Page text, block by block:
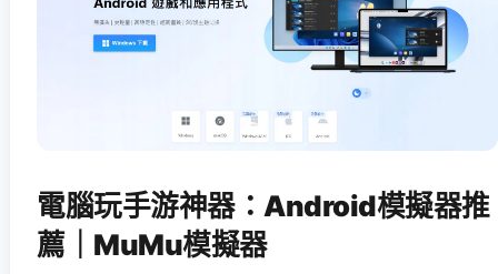
電腦玩手游神器：Android模擬器推
薦｜MuMu模擬器